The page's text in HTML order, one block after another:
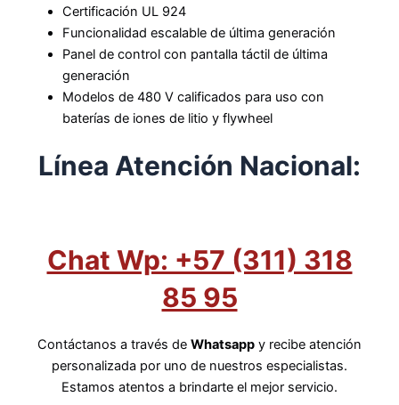
Certificación UL 924
Funcionalidad escalable de última generación
Panel de control con pantalla táctil de última
generación
Modelos de 480 V calificados para uso con
baterías de iones de litio y flywheel
Línea Atención Nacional:
Chat Wp: +57 (311) 318
85 95
Contáctanos a través de Whatsapp y recibe atención
personalizada por uno de nuestros especialistas.
Estamos atentos a brindarte el mejor servicio.